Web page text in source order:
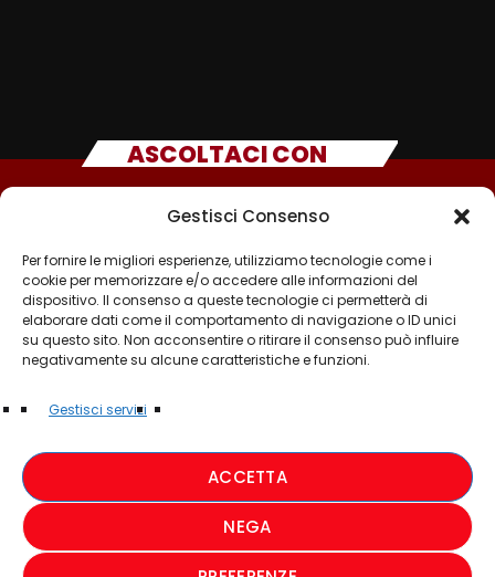
Gestisci Consenso
Per fornire le migliori esperienze, utilizziamo tecnologie come i
cookie per memorizzare e/o accedere alle informazioni del
dispositivo. Il consenso a queste tecnologie ci permetterà di
elaborare dati come il comportamento di navigazione o ID unici
su questo sito. Non acconsentire o ritirare il consenso può influire
negativamente su alcune caratteristiche e funzioni.
Gestisci servizi
ACCETTA
NEGA
ASCOLTACI CON
PRIVACY POLICY
COOKIE POLICY